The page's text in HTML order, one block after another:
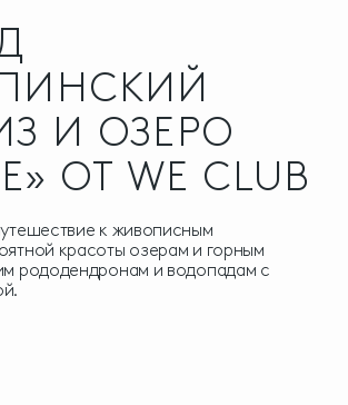
И ОЗЕРО
ОТ WE CLUB
к живописным
красоты озерам и горным
рододендронам и водопадам с